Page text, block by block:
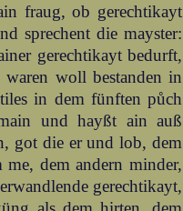
fraug, ob gerechtikayt
sprechent die mayster:
gerechtikayt bedurft,
woll bestanden in
in dem fünften půch
und hayßt ain auß
got die er und lob, dem
me, dem andern minder,
gerechtikayt,